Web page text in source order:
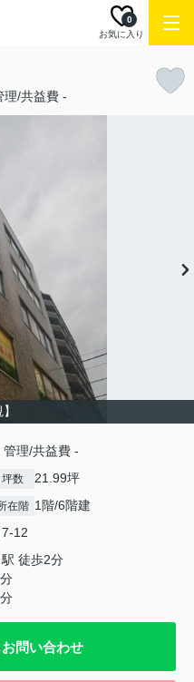
お気に入り
0
理/共益費 -
理/共益費 -
坪数 21.99坪
在階 1階/6階建
7-12
徒歩2分
問い合わせ